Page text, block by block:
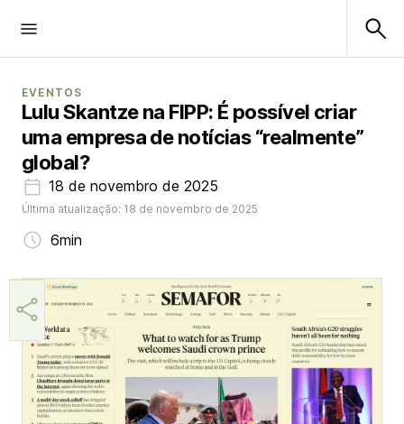
EVENTOS
Lulu Skantze na FIPP: É possível criar
uma empresa de notícias “realmente”
global?
18 de novembro de 2025
Última atualização: 18 de novembro de 2025
6min
Lulu Skantze